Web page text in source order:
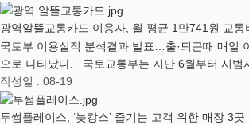
광역알뜰교통카드 이용자, 월 평균 1만741원 교통
국토부 이용실적 분석결과 발표…출·퇴근때 매일
으로 나타났다. 국토교통부는 지난 6월부터 시범
작성일 : 08-19
투썸플레이스, ‘늦캉스’ 즐기는 고객 위한 매장 3곳